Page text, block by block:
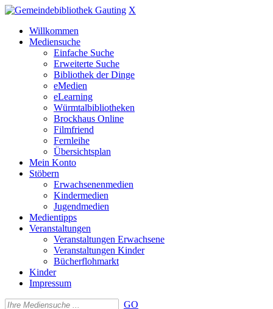
X
Willkommen
Mediensuche
Einfache Suche
Erweiterte Suche
Bibliothek der Dinge
eMedien
eLearning
Würmtalbibliotheken
Brockhaus Online
Filmfriend
Fernleihe
Übersichtsplan
Mein Konto
Stöbern
Erwachsenenmedien
Kindermedien
Jugendmedien
Medientipps
Veranstaltungen
Veranstaltungen Erwachsene
Veranstaltungen Kinder
Bücherflohmarkt
Kinder
Impressum
GO